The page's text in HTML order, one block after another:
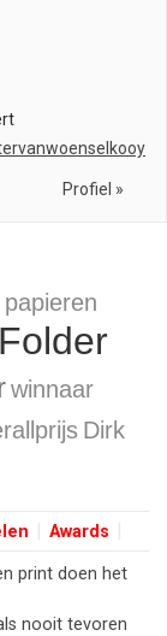
Profiel »
papieren
winnaar
Dirk
Awards
print doen het
nooit tevoren